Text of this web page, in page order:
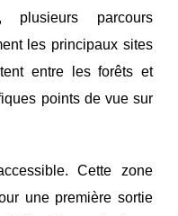
plusieurs parcours
les principaux sites
entre les forêts et
points de vue sur
Cette zone
une première sortie